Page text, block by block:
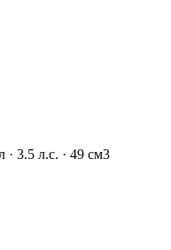
· 3.5 л.с. · 49 см3